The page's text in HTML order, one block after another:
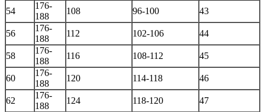
54
176-
188
108 96-100 43
56
176-
188
112 102-106 44
58
176-
188
116 108-112 45
60
176-
188
120 114-118 46
62
176-
188
124 118-120 47